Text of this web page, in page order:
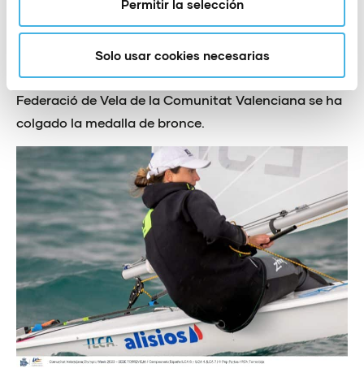
Permitir la selección
Solo usar cookies necesarias
En cuanto al título nacional por autonomías la
vencedora ha sido la Federación Balear de Vela y la
Federació de Vela de la Comunitat Valenciana se ha
colgado la medalla de bronce.